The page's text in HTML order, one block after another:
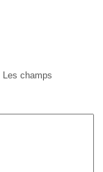
Les champs